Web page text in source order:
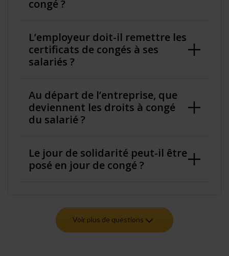
congé ?
L’employeur doit-il remettre les
certificats de congés à ses
salariés ?
Au départ de l’entreprise, que
deviennent les droits à congé
du salarié ?
Le jour de solidarité peut-il être
posé en jour de congé ?
Voir plus de questions